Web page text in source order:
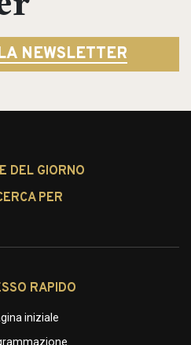
NEWSLETTER
DEL GIORNO
PER
RAPIDO
iniziale